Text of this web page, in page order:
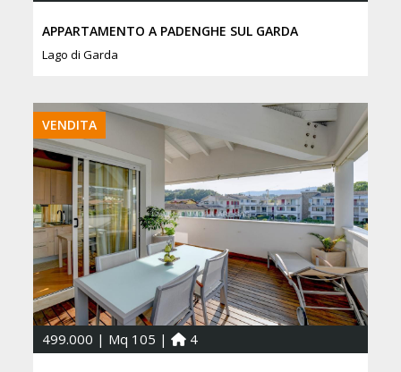
APPARTAMENTO A PADENGHE SUL GARDA
Lago di Garda
VENDITA
499.000 | Mq 105 | 4